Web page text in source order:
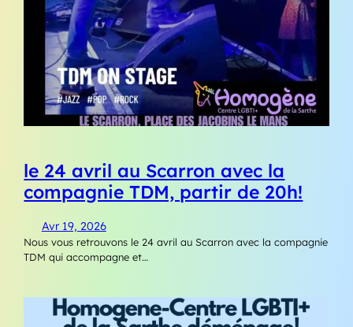
le 24 avril au Scarron avec la
compagnie TDM, partir de 20h!
Avr 19, 2026
Nous vous retrouvons le 24 avril au Scarron avec la compagnie
TDM qui accompagne et…